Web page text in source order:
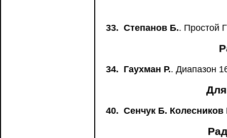
33. Степанов Б.. Простой
34. Гаухман Р.. Диапазон
40. Сенчук Б. Колесников